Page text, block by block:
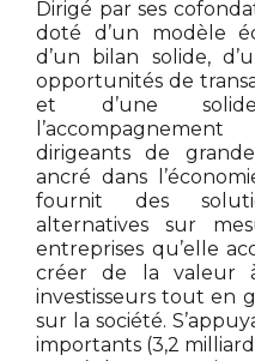
Dirigé par ses
doté d’un modèle
d’un bilan solide,
opportunités de
et d’une
dirigeants de
ancré dans
fournit des
alternatives sur
entreprises qu’elle
créer de la valeur
investisseurs tout en
sur la société.
importants (3,2